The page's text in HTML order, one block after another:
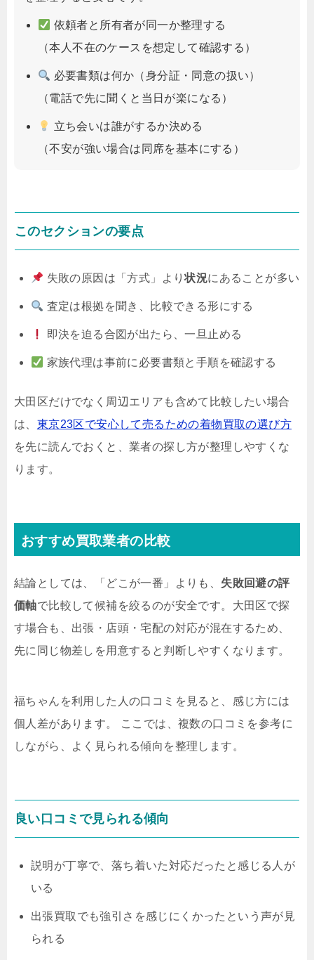
依頼者と所有者が同一か整理する
（本人不在のケースを想定して確認する）
必要書類は何か（身分証・同意の扱い）
（電話で先に聞くと当日が楽になる）
立ち会いは誰がするか決める
（不安が強い場合は同席を基本にする）
このセクションの要点
失敗の原因は「方式」より状況にあることが多い
査定は根拠を聞き、比較できる形にする
即決を迫る合図が出たら、一旦止める
家族代理は事前に必要書類と手順を確認する
大田区だけでなく周辺エリアも含めて比較したい場合
は、 東京23区で安心して売るための着物買取の選び方
を先に読んでおくと、業者の探し方が整理しやすくな
ります。
おすすめ買取業者の比較
結論としては、「どこが一番」よりも、 失敗回避の評
価軸で比較して候補を絞るのが安全です。大田区で探
す場合も、出張・店頭・宅配の対応が混在するため、
先に同じ物差しを用意すると判断しやすくなります。
福ちゃんを利用した人の口コミを見ると、感じ方には
個人差があります。 ここでは、複数の口コミを参考に
しながら、よく見られる傾向を整理します。
良い口コミで見られる傾向
説明が丁寧で、落ち着いた対応だったと感じる人が
いる
出張買取でも強引さを感じにくかったという声が見
られる